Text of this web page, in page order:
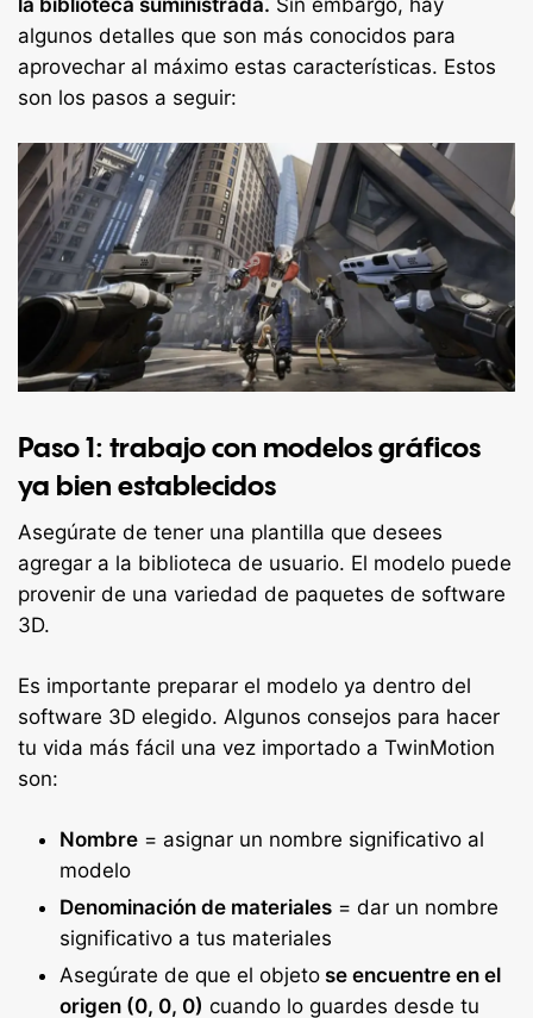
algunos detalles que son más conocidos para
aprovechar al máximo estas características. Estos
son los pasos a seguir:
Paso 1: trabajo con modelos gráficos
ya bien establecidos
Asegúrate de tener una plantilla que desees
agregar a la biblioteca de usuario. El modelo puede
provenir de una variedad de paquetes de software
3D.
Es importante preparar el modelo ya dentro del
software 3D elegido. Algunos consejos para hacer
tu vida más fácil una vez importado a TwinMotion
son:
Nombre = asignar un nombre significativo al
modelo
Denominación de materiales = dar un nombre
significativo a tus materiales
Asegúrate de que el objeto se encuentre en el
origen (0, 0, 0) cuando lo guardes desde tu